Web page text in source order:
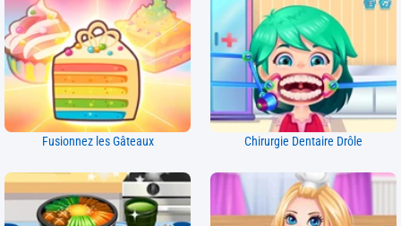
Fusionnez les Gâteaux Chirurgie Dentaire Drôle